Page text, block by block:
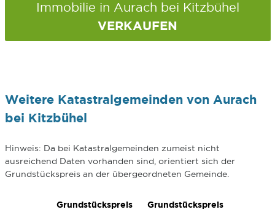
Immobilie in Aurach bei Kitzbühel
VERKAUFEN
Weitere Katastralgemeinden von Aurach
bei Kitzbühel
Hinweis: Da bei Katastralgemeinden zumeist nicht
ausreichend Daten vorhanden sind, orientiert sich der
Grundstückspreis an der übergeordneten Gemeinde.
Grundstückspreis
Grundstückspreis